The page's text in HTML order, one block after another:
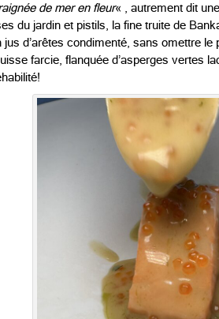
de mer en fleur« , autrement dit
du jardin et pistils, la fine truite de
d’arêtes condimenté, sans omettre
farcie, flanquée d’asperges vertes